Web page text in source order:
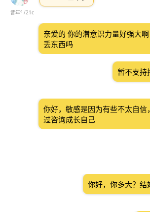
昔年° /21c
亲爱的 你的潜意识力量好强大
丢东西吗
暂不支持
你好，敏感是因为有些不太自信
过咨询成长自己
你好，你多大？结